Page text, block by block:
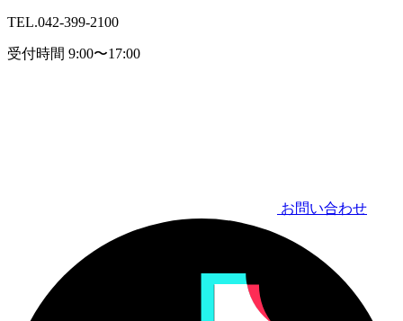
TEL.042-399-2100
受付時間 9:00〜17:00
お問い合わせ